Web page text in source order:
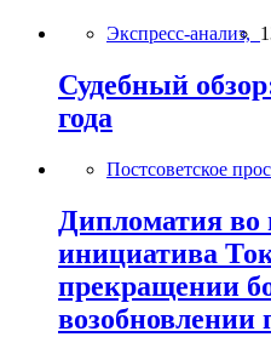
Экспресс-анализ,
Судебный
года
Постсоветское
Дипломатия
инициатива
прекращении
возобновлении